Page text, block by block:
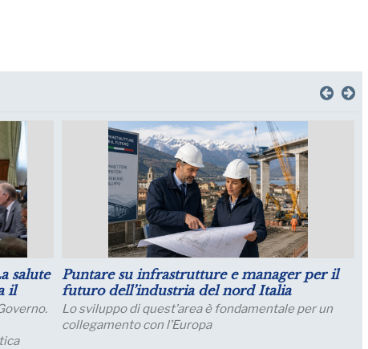
di
Crescita della Produttività e Prospettive
Salariali
Incontro Zoom con il Prof. Giampaolo Galli -
Osservatorio CPI Università Cattolica - mercoledì